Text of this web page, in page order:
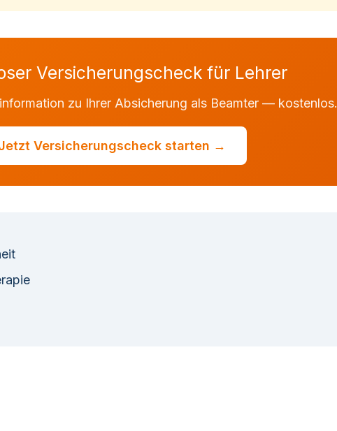
Versicherungscheck für Lehrer
zu Ihrer Absicherung als Beamter — kostenlos.
Versicherungscheck starten →